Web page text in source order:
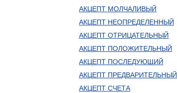
АКЦЕПТ МОЛЧАЛИВЫЙ
АКЦЕПТ НЕОПРЕДЕЛЕННЫЙ
АКЦЕПТ ОТРИЦАТЕЛЬНЫЙ
АКЦЕПТ ПОЛОЖИТЕЛЬНЫЙ
АКЦЕПТ ПОСЛЕДУЮЩИЙ
АКЦЕПТ ПРЕДВАРИТЕЛЬНЫЙ
АКЦЕПТ СЧЕТА